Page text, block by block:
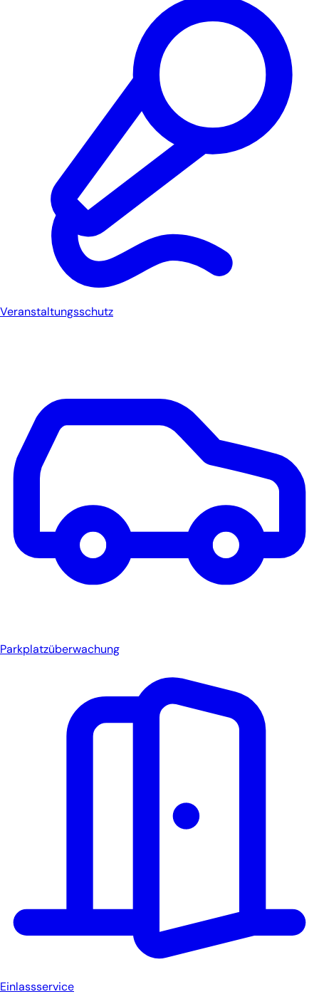
Veranstaltungsschutz
Parkplatzüberwachung
Einlassservice